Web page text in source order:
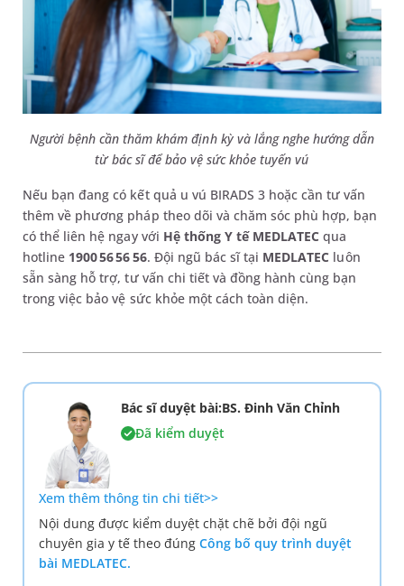
Người bệnh cần thăm khám định kỳ và lắng nghe hướng dẫn
từ bác sĩ để bảo vệ sức khỏe tuyến vú
Nếu bạn đang có kết quả u vú BIRADS 3 hoặc cần tư vấn
thêm về phương pháp theo dõi và chăm sóc phù hợp, bạn
có thể liên hệ ngay với Hệ thống Y tế MEDLATECqua
hotline 1900 56 56 56. Đội ngũ bác sĩ tại MEDLATEC luôn
sẵn sàng hỗ trợ, tư vấn chi tiết và đồng hành cùng bạn
trong việc bảo vệ sức khỏe một cách toàn diện.
Bác sĩ duyệt bài:BS. Đinh Văn Chỉnh
Đã kiểm duyệt
Xem thêm thông tin chi tiết>>
Nội dung được kiểm duyệt chặt chẽ bởi đội ngũ
chuyên gia y tế theo đúng Công bố quy trình duyệt
bài MEDLATEC.